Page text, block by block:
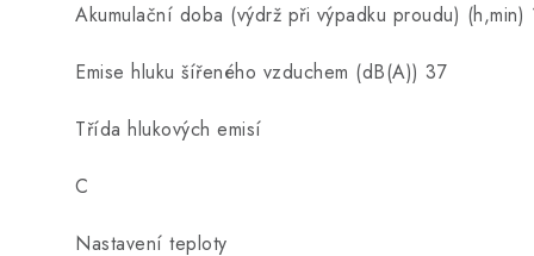
Akumulační doba (výdrž při výpadku proudu) (h,min)
Emise hluku šířeného vzduchem (dB(A)) 37
Třída hlukových emisí
C
Nastavení teploty